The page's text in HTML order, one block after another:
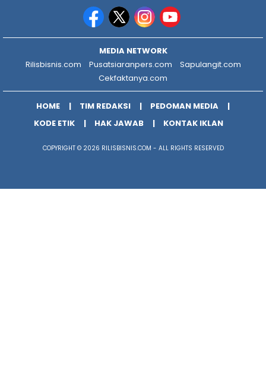
MEDIA NETWORK
Rilisbisnis.com
Pusatsiaranpers.com
Sapulangit.com
Cekfaktanya.com
HOME TIM REDAKSI
PEDOMAN MEDIA
KODE ETIK
HAK JAWAB KONTAK IKLAN
COPYRIGHT © 2026 RILISBISNIS.COM - ALL RIGHTS RESERVED